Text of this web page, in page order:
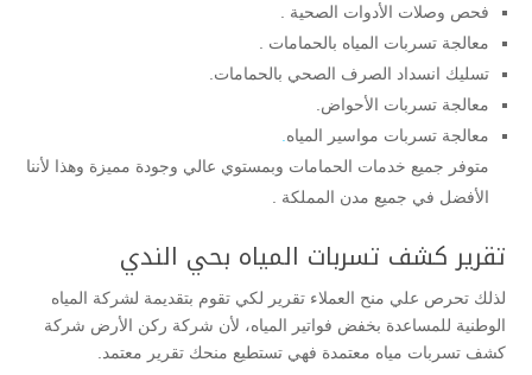
فحص وصلات الأدوات الصحية .
معالجة تسربات المياه بالحمامات .
تسليك انسداد الصرف الصحي بالحمامات.
معالجة تسربات الأحواض.
معالجة تسربات مواسير المياه
متوفر جميع خدمات الحمامات وبمستوي عالي وجودة مميزة وهذا لأننا
الأفضل في جميع مدن المملكة .
تقرير كشف تسربات المياه بحي الندي
لذلك تحرص علي منح العملاء تقرير لكي تقوم بتقديمة لشركة المياه
الوطنية للمساعدة بخفض فواتير المياه، لأن شركة ركن الأرض شركة
كشف تسربات مياه معتمدة فهي تستطيع منحك تقرير معتمد.